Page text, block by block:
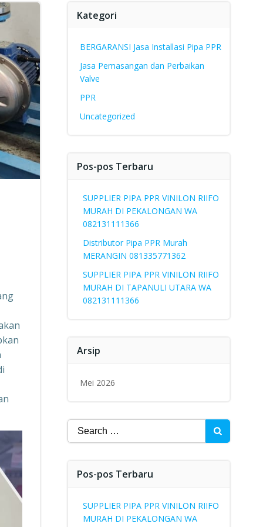
Kategori
BERGARANSI Jasa Installasi Pipa PPR
Jasa Pemasangan dan Perbaikan
Valve
PPR
Uncategorized
Pos-pos Terbaru
SUPPLIER PIPA PPR VINILON RIIFO
MURAH DI PEKALONGAN WA
082131111366
Distributor Pipa PPR Murah
MERANGIN 081335771362
SUPPLIER PIPA PPR VINILON RIIFO
MURAH DI TAPANULI UTARA WA
082131111366
Arsip
Mei 2026
Search
for:
Pos-pos Terbaru
SUPPLIER PIPA PPR VINILON RIIFO
MURAH DI PEKALONGAN WA